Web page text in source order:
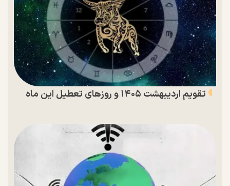
تقویم اردیبهشت ۱۴۰۵ و روز‌های تعطیل این ماه